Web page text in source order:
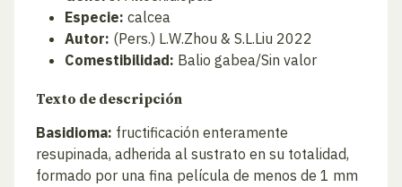
Especie: calcea
Autor: (Pers.) L.W.Zhou & S.L.Liu 2022
Comestibilidad: Balio gabea/Sin valor
Texto de descripción
Basidioma: fructificación enteramente
resupinada, adherida al sustrato en su totalidad,
formado por una fina película de menos de 1 mm